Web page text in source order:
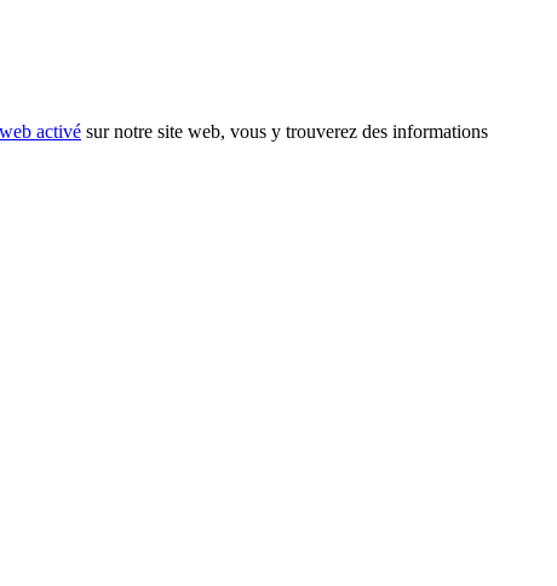
activé sur notre site web, vous y trouverez des informations